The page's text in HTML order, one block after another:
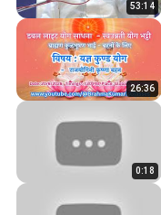
53:14
26:36
0:18